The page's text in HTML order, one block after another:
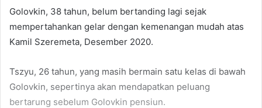
Golovkin, 38 tahun, belum bertanding lagi sejak
mempertahankan gelar dengan kemenangan mudah atas
Kamil Szeremeta, Desember 2020.
Tszyu, 26 tahun, yang masih bermain satu kelas di bawah
Golovkin, sepertinya akan mendapatkan peluang
bertarung sebelum Golovkin pensiun.